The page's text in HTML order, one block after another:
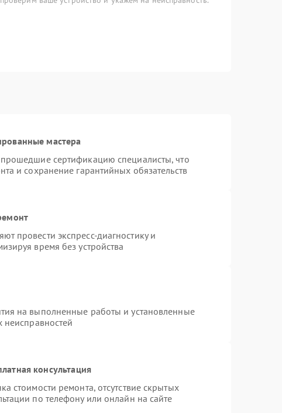
мастера
сертификацию специалисты, что
и сохранение гарантийных обязательств
провести экспресс-диагностику и
время без устройства
на выполненные работы и установленные
неисправностей
консультация
стоимости ремонта, отсутствие скрытых
по телефону или онлайн на сайте